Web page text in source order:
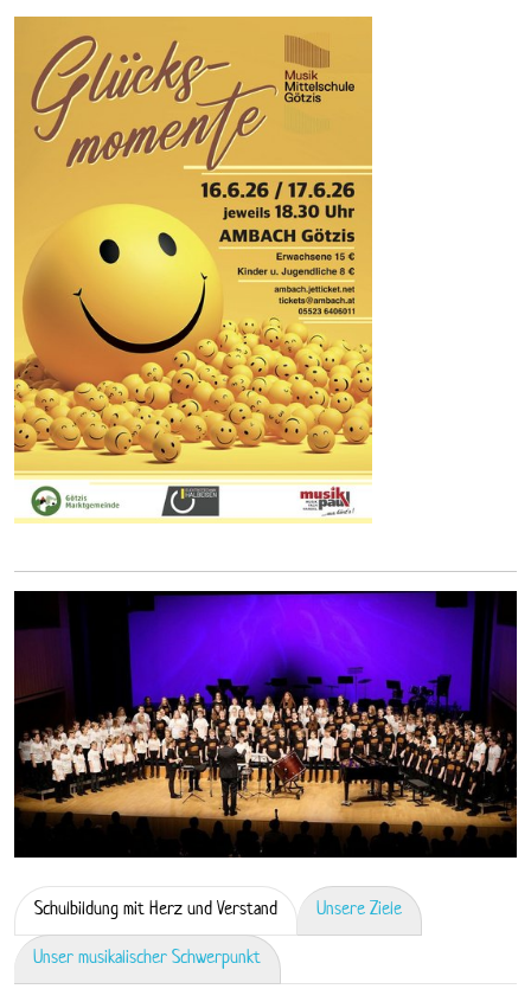
Schulbildung mit Herz und Verstand Unsere Ziele
Unser musikalischer Schwerpunkt